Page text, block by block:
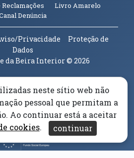
Livro Amarelo
Denúncia(abre em nova janela)
Privacidade
Proteção de
Dados
da Beira Interior© 2026
(abre em nova janela)
(abre em nova janela)
(abre em nova janela)
neste sítio web não
pessoal que permitam a
Ao continuar está a aceitar
cookies. continuar